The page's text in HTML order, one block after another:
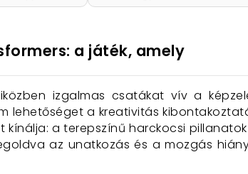
a játék, amely
izgalmas csatákat vív a
lehetőséget a kreativitás
kínálja: a terepszínű harckocsi
az unatkozás és a mozgás